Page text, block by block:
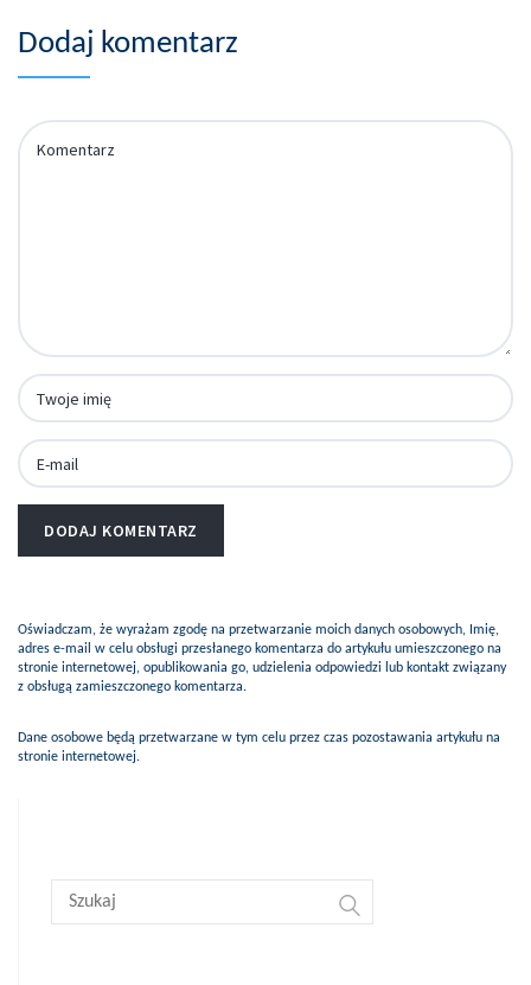
Dodaj komentarz
Oświadczam, że wyrażam zgodę na przetwarzanie moich danych osobowych, Imię,
adres e-mail w celu obsługi przesłanego komentarza do artykułu umieszczonego na
stronie internetowej, opublikowania go, udzielenia odpowiedzi lub kontakt związany
z obsługą zamieszczonego komentarza.
Dane osobowe będą przetwarzane w tym celu przez czas pozostawania artykułu na
stronie internetowej.